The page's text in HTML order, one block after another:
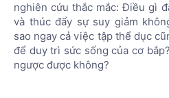
nghiên cứu thắc mắc: Điều gì
và thúc đẩy sự suy giảm
sao ngay cả việc tập thể dục
để duy trì sức sống của cơ
ngược được không?